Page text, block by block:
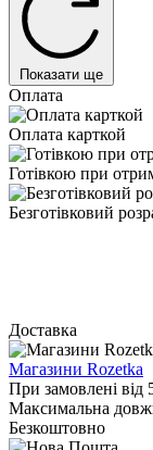
Показати ще
Оплата
Оплата карткой
Готівкою при
Безготівковий
Доставка
Магазини Rozetka
При замовлені від
Максимальна
Безкоштовно